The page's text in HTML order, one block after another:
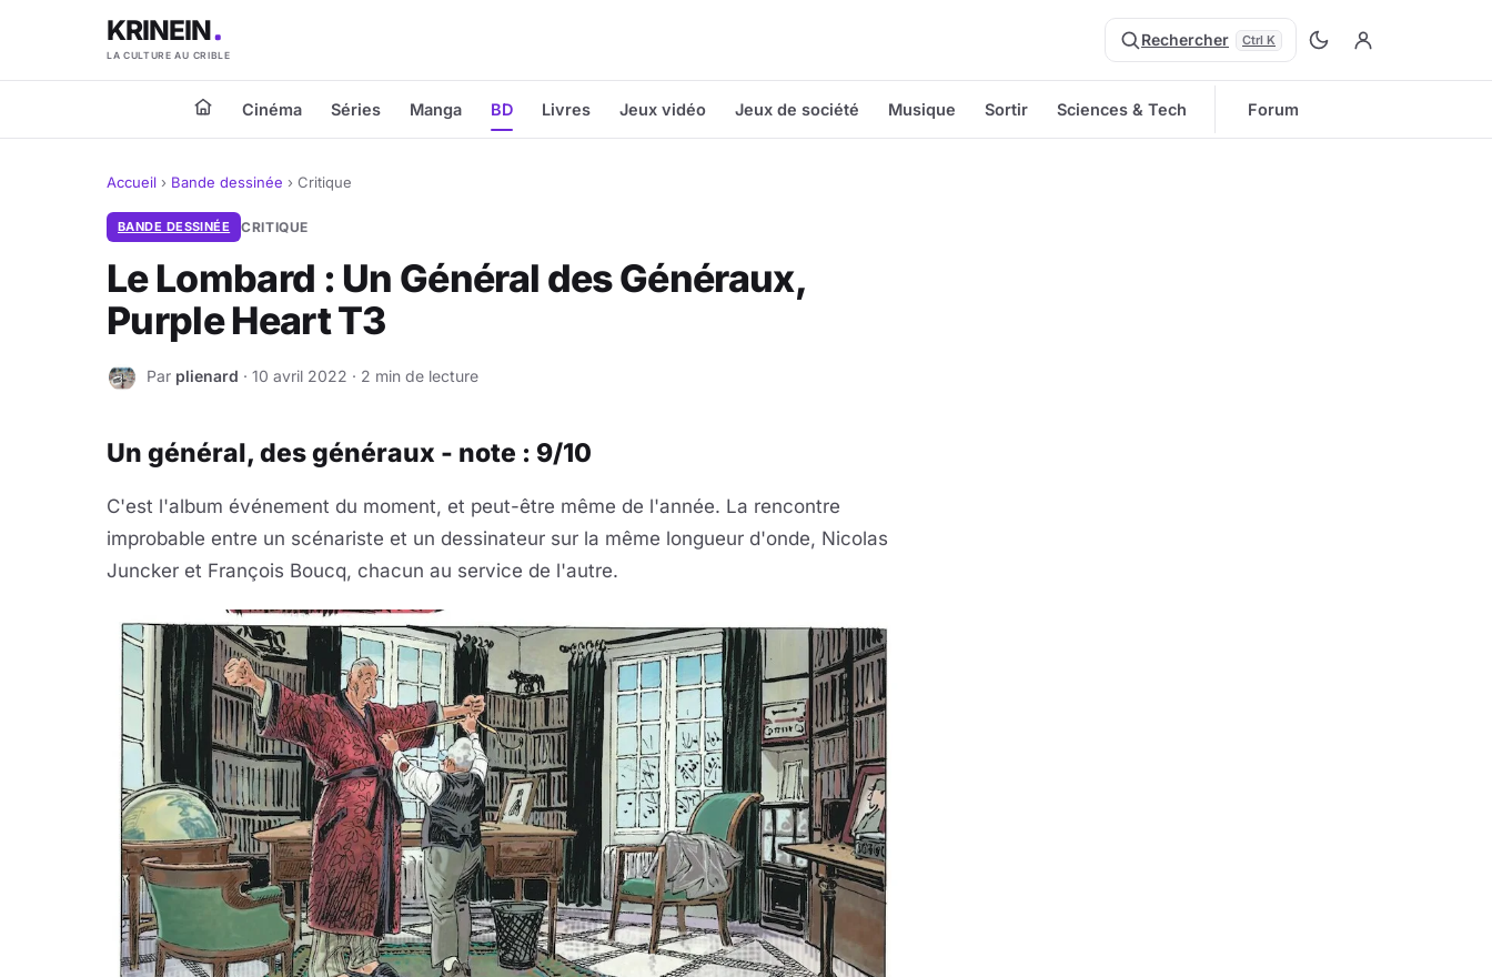
KRINEIN
LA CULTURE AU CRIBLE
Rechercher Ctrl K
Cinéma Séries Manga BD Livres Jeux vidéo Jeux de société Musique Sortir Sciences & Tech Forum
Accueil › Bande dessinée › Critique
BANDE DESSINÉE CRITIQUE
Le Lombard : Un Général des Généraux,
Purple Heart T3
P Par plienard · 10 avril 2022 · 2 min de lecture
Un général, des généraux - note : 9/10
C'est l'album événement du moment, et peut-être même de l'année. La rencontre
improbable entre un scénariste et un dessinateur sur la même longueur d'onde, Nicolas
Juncker et François Boucq, chacun au service de l'autre.